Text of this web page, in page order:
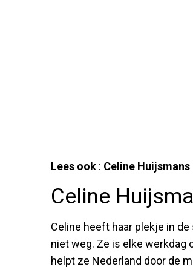
Lees ook : Celine
Celine
Celine heeft haar plekje in
niet weg. Ze is elke werkdag
helpt ze Nederland door de